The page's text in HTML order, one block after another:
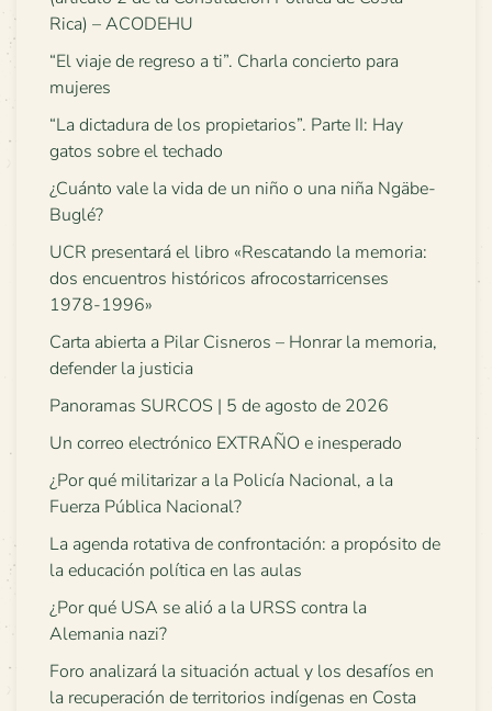
Rica) – ACODEHU
“El viaje de regreso a ti”. Charla concierto para
mujeres
“La dictadura de los propietarios”. Parte II: Hay
gatos sobre el techado
¿Cuánto vale la vida de un niño o una niña Ngäbe-
Buglé?
UCR presentará el libro «Rescatando la memoria:
dos encuentros históricos afrocostarricenses
1978-1996»
Carta abierta a Pilar Cisneros – Honrar la memoria,
defender la justicia
Panoramas SURCOS | 5 de agosto de 2026
Un correo electrónico EXTRAÑO e inesperado
¿Por qué militarizar a la Policía Nacional, a la
Fuerza Pública Nacional?
La agenda rotativa de confrontación: a propósito de
la educación política en las aulas
¿Por qué USA se alió a la URSS contra la
Alemania nazi?
Foro analizará la situación actual y los desafíos en
la recuperación de territorios indígenas en Costa